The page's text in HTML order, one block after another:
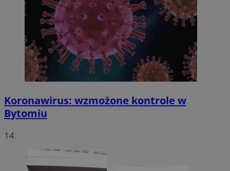
Koronawirus: wzmożone kontrole w
Bytomiu
14